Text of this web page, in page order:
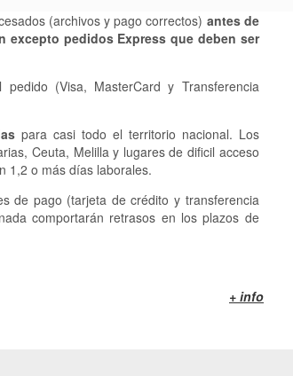
(archivos y pago correctos) antes de
excepto pedidos Express que deben ser
(Visa, MasterCard y Transferencia
para casi todo el territorio nacional. Los
Ceuta, Melilla y lugares de dificil acceso
1,2 o más días laborales.
de pago (tarjeta de crédito y transferencia
comportarán retrasos en los plazos de
+ info